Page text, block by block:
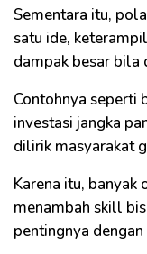
Sementara itu,
satu ide,
dampak besar bila
Contohnya seperti
investasi jangka
dilirik masyarakat
Karena itu, banyak
menambah skill
pentingnya